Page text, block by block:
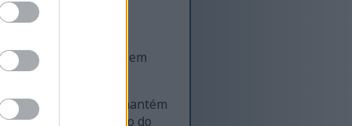
mas também ricas em
regulares e mantém
ajudar na gestão do